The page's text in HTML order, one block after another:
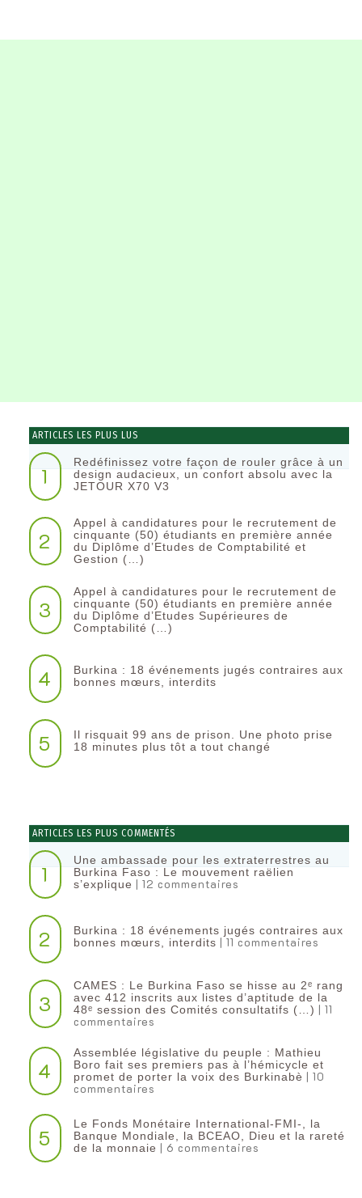
ARTICLES LES PLUS LUS
1
Redéfinissez votre façon de rouler grâce à un
design audacieux, un confort absolu avec la
JETOUR X70 V3
2
Appel à candidatures pour le recrutement de
cinquante (50) étudiants en première année
du Diplôme d’Etudes de Comptabilité et
Gestion (…)
3
Appel à candidatures pour le recrutement de
cinquante (50) étudiants en première année
du Diplôme d’Etudes Supérieures de
Comptabilité (…)
4
Burkina : 18 événements jugés contraires aux
bonnes mœurs, interdits
5
Il risquait 99 ans de prison. Une photo prise
18 minutes plus tôt a tout changé
ARTICLES LES PLUS COMMENTÉS
1
Une ambassade pour les extraterrestres au
Burkina Faso : Le mouvement raëlien
s’explique | 12 commentaires
2
Burkina : 18 événements jugés contraires aux
bonnes mœurs, interdits | 11 commentaires
3
CAMES : Le Burkina Faso se hisse au 2ᵉ rang
avec 412 inscrits aux listes d’aptitude de la
48ᵉ session des Comités consultatifs (…) | 11
commentaires
4
Assemblée législative du peuple : Mathieu
Boro fait ses premiers pas à l’hémicycle et
promet de porter la voix des Burkinabè | 10
commentaires
5
Le Fonds Monétaire International-FMI-, la
Banque Mondiale, la BCEAO, Dieu et la rareté
de la monnaie | 6 commentaires